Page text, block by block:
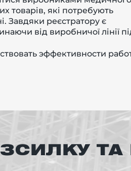
товарів, які потребують
Завдяки реєстратору є
від виробничої лінії
эффективности
ТА